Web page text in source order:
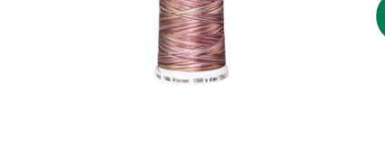
MADEIRA CLASSIC NO.